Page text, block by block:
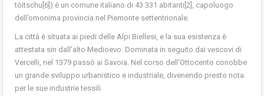
töitschu[6]) è un comune italiano di 43 331 abitanti[2], capoluogo
dell’omonima provincia nel Piemonte settentrionale.
La città è situata ai piedi delle Alpi Biellesi, e la sua esistenza è
attestata sin dall’alto Medioevo. Dominata in seguito dai vescovi di
Vercelli, nel 1379 passò ai Savoia. Nel corso dell’Ottocento conobbe
un grande sviluppo urbanistico e industriale, divenendo presto nota
per le sue industrie tessili.